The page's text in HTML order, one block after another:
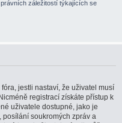
záležitostí týkajících se
jestli nastaví, že uživatel musí
registrací získáte přístup k
uživatele dostupné, jako je
soukromých zpráv a